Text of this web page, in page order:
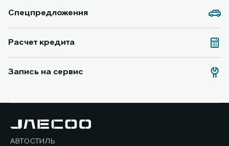
Спецпредложения
Расчет кредита
Запись на сервис
АВТОСТИЛЬ